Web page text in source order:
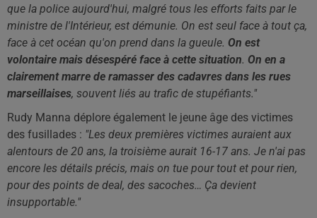
que la police aujourd'hui, malgré tous les efforts faits par le
ministre de l'Intérieur, est démunie. On est seul face à tout ça,
face à cet océan qu'on prend dans la gueule. On est
volontaire mais désespéré face à cette situation. On en a
clairement marre de ramasser des cadavres dans les rues
marseillaises, souvent liés au trafic de stupéfiants."
Rudy Manna déplore également le jeune âge des victimes
des fusillades : "Les deux premières victimes auraient aux
alentours de 20 ans, la troisième aurait 16-17 ans. Je n'ai pas
encore les détails précis, mais on tue pour tout et pour rien,
pour des points de deal, des sacoches… Ça devient
insupportable."